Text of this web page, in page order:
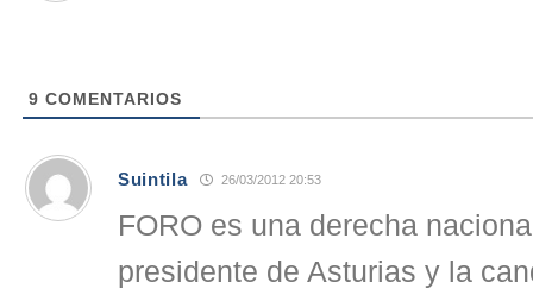
9 COMENTARIOS
Suintila 26/03/2012 20:53
FORO es una derecha
presidente de Asturias y la